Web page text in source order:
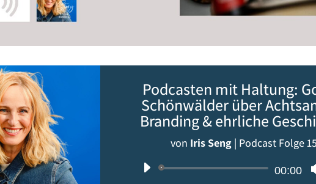
Podcasten mit Haltung:
Schönwälder über
Branding & ehrliche
von Iris Seng | Podcast Folge
Audio-00:00